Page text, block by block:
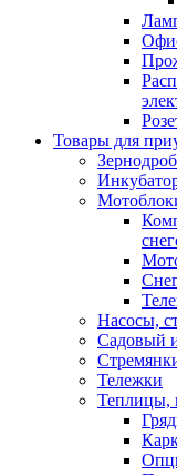
Товары для
Насосы,
Садовый
Тележки
Теплицы,